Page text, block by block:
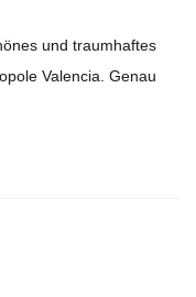
und traumhaftes
Valencia. Genau